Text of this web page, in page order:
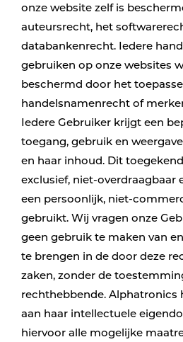
onze website zelf is
auteursrecht, het
databankenrecht. Iedere
gebruiken op onze websites
beschermd door het
handelsnamenrecht of
Iedere Gebruiker krijgt een
toegang, gebruik en
en haar inhoud. Dit
exclusief, niet-overdraagbaar
een persoonlijk, niet-
gebruikt. Wij vragen onze
geen gebruik te maken van
te brengen in de door deze
zaken, zonder de
rechthebbende. Alphatronics
aan haar intellectuele
hiervoor alle mogelijke